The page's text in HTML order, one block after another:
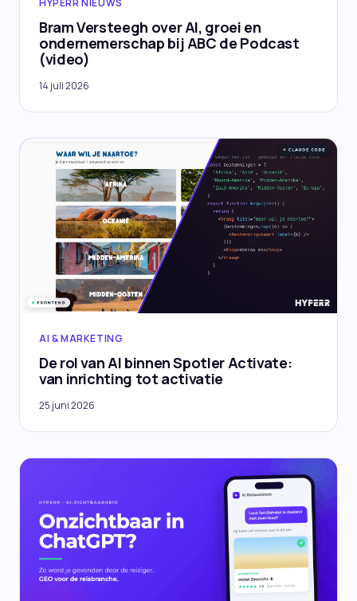
Bram Versteegh over AI, groei en
ondernemerschap bij ABC de Podcast
(video)
14 juli 2026
AI & MARKETING
De rol van AI binnen Spotler Activate:
van inrichting tot activatie
25 juni 2026